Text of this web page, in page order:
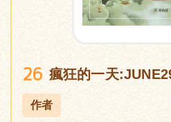
26 瘋狂的一天
作者